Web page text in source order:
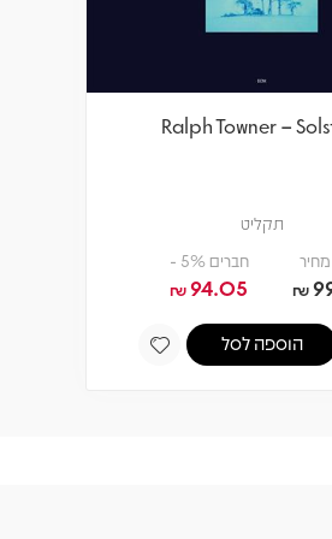
Ralph Towner –
תקליט
מחיר
₪
חברים 5% -
94.05
₪
הוספה לסל